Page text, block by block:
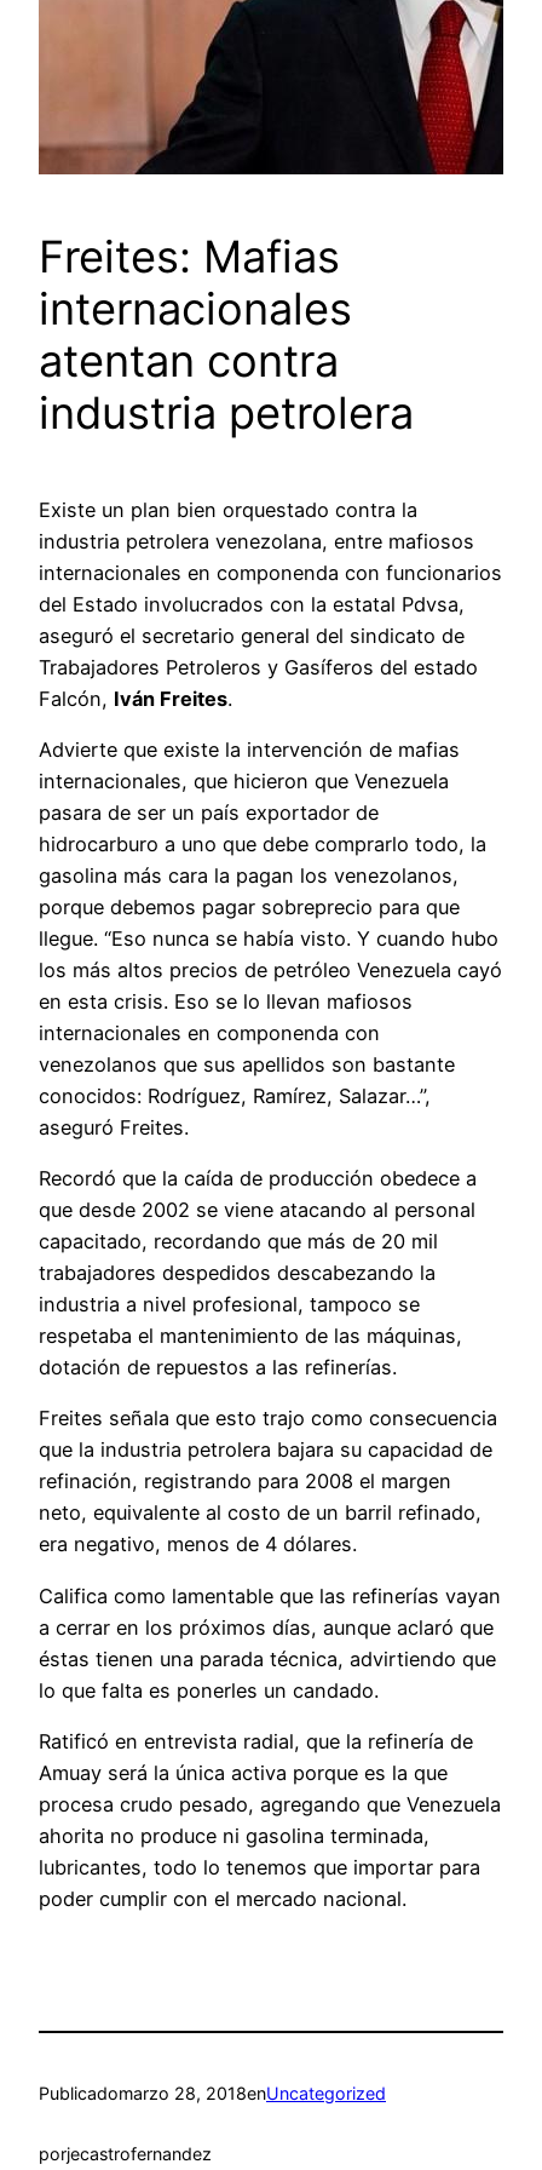
Freites: Mafias
internacionales
atentan contra
industria petrolera
Existe un plan bien orquestado contra la
industria petrolera venezolana, entre mafiosos
internacionales en componenda con funcionarios
del Estado involucrados con la estatal Pdvsa,
aseguró el secretario general del sindicato de
Trabajadores Petroleros y Gasíferos del estado
Falcón, Iván Freites.
Advierte que existe la intervención de mafias
internacionales, que hicieron que Venezuela
pasara de ser un país exportador de
hidrocarburo a uno que debe comprarlo todo, la
gasolina más cara la pagan los venezolanos,
porque debemos pagar sobreprecio para que
llegue. “Eso nunca se había visto. Y cuando hubo
los más altos precios de petróleo Venezuela cayó
en esta crisis. Eso se lo llevan mafiosos
internacionales en componenda con
venezolanos que sus apellidos son bastante
conocidos: Rodríguez, Ramírez, Salazar…”,
aseguró Freites.
Recordó que la caída de producción obedece a
que desde 2002 se viene atacando al personal
capacitado, recordando que más de 20 mil
trabajadores despedidos descabezando la
industria a nivel profesional, tampoco se
respetaba el mantenimiento de las máquinas,
dotación de repuestos a las refinerías.
Freites señala que esto trajo como consecuencia
que la industria petrolera bajara su capacidad de
refinación, registrando para 2008 el margen
neto, equivalente al costo de un barril refinado,
era negativo, menos de 4 dólares.
Califica como lamentable que las refinerías vayan
a cerrar en los próximos días, aunque aclaró que
éstas tienen una parada técnica, advirtiendo que
lo que falta es ponerles un candado.
Ratificó en entrevista radial, que la refinería de
Amuay será la única activa porque es la que
procesa crudo pesado, agregando que Venezuela
ahorita no produce ni gasolina terminada,
lubricantes, todo lo tenemos que importar para
poder cumplir con el mercado nacional.
Publicadomarzo 28, 2018enUncategorized
porjecastrofernandez